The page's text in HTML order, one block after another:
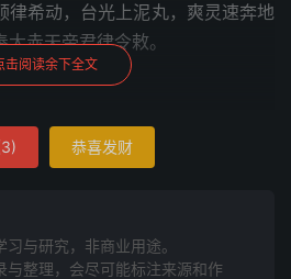
律希动，台光上泥丸，爽灵速奔地
赤天帝君律令敕。
丸。吾奉玉蒂律令敕摄。
，一名太乙火府总召雷咒。
击阅读余下全文
3) 恭喜发财
与研究，非商业用途。
与整理，会尽可能标注来源和作